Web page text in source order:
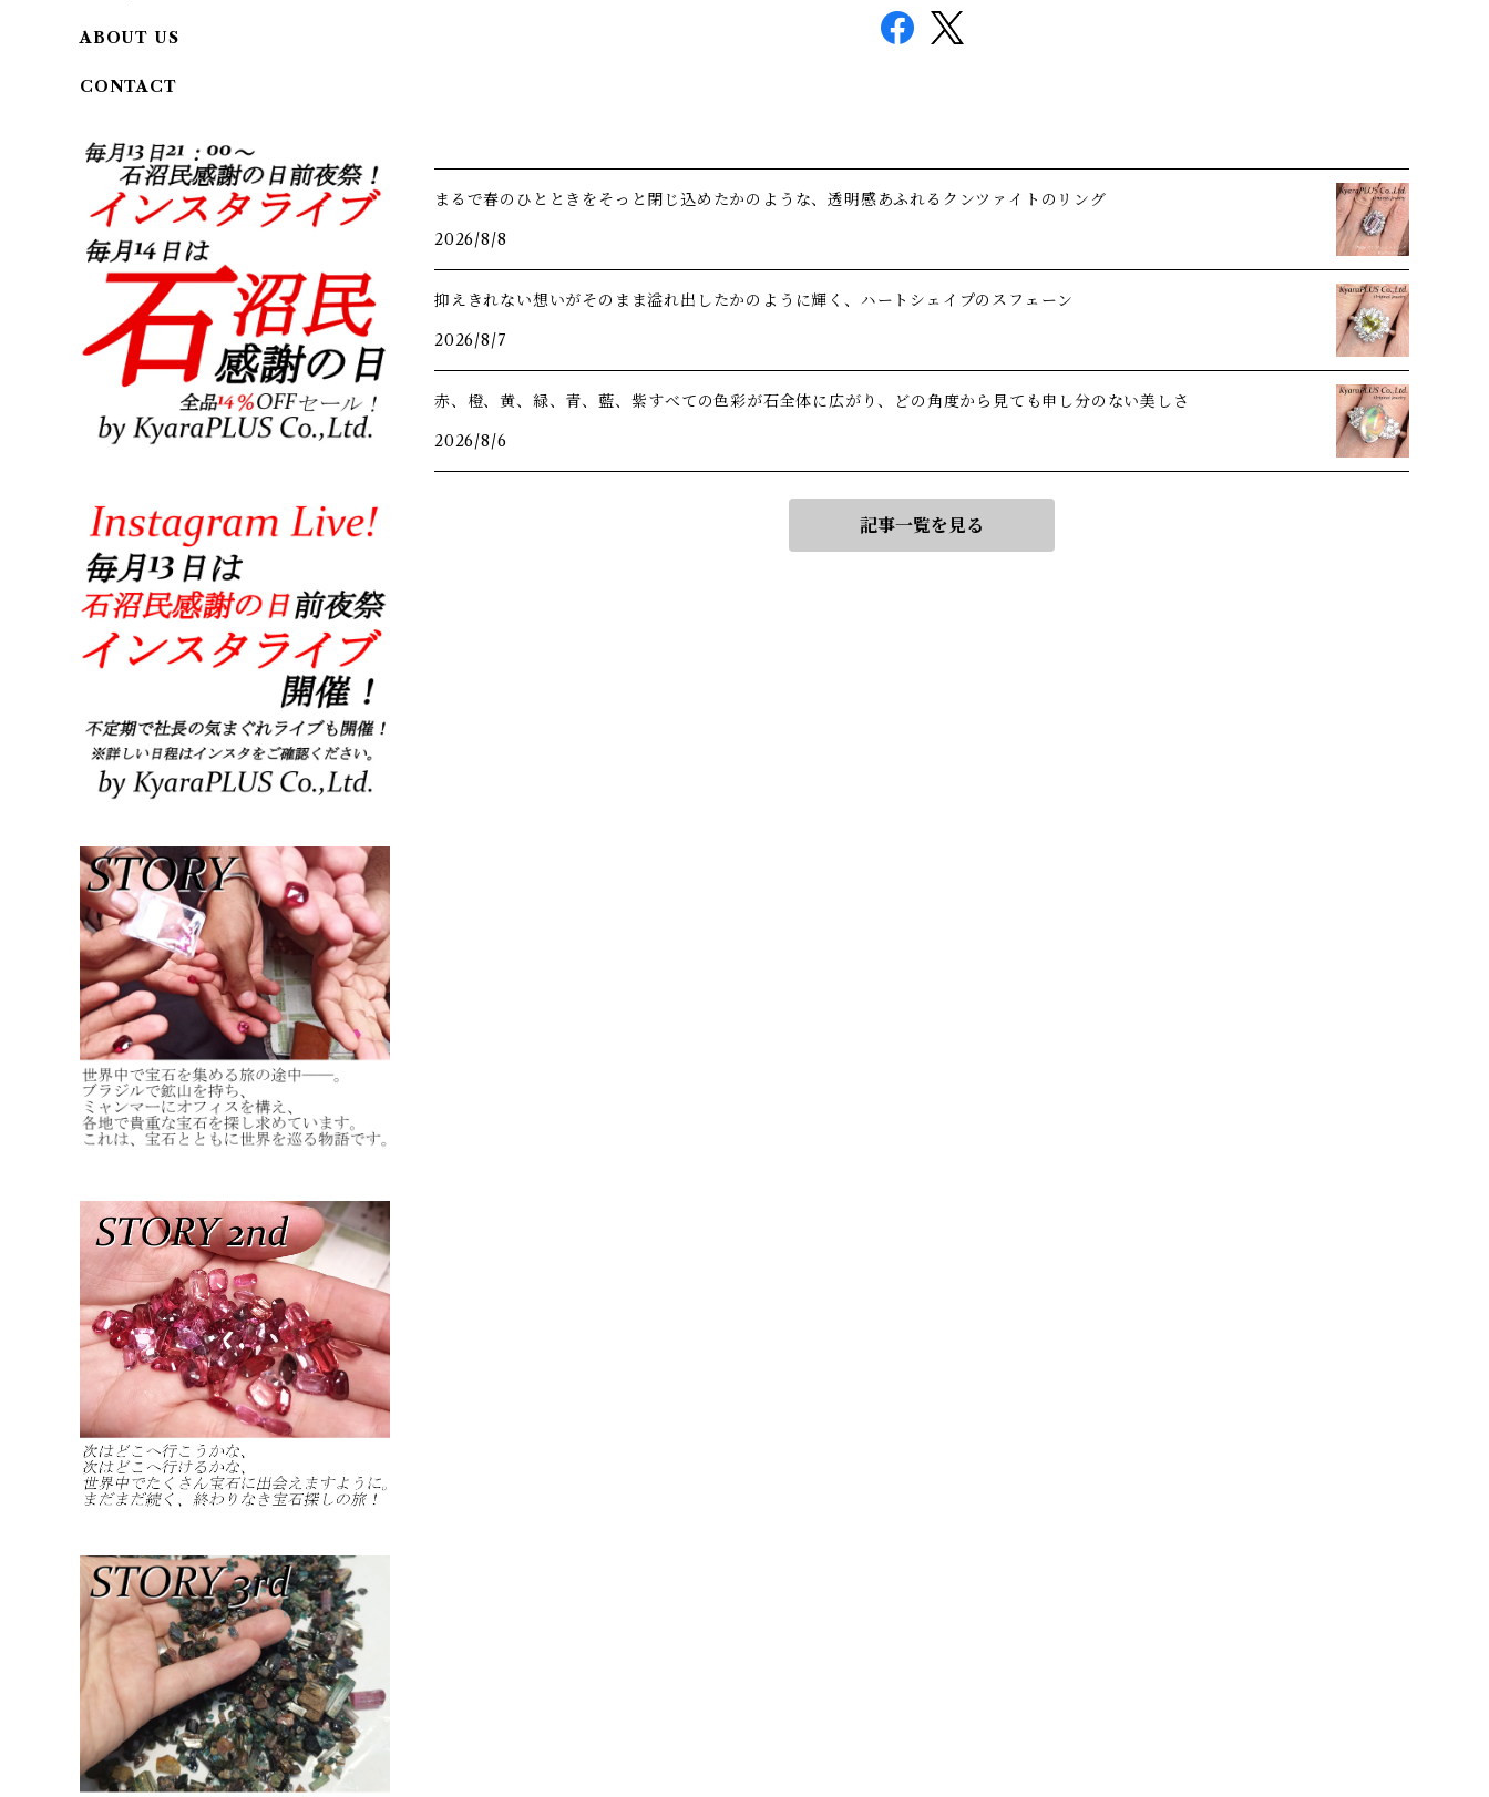
まるで春のひとときをそっと閉じ込めたかのような、透明感あふれるクンツァイトのリング
2026/8/8
抑えきれない想いがそのまま溢れ出したかのように輝く、ハートシェイプのスフェーン
2026/8/7
赤、橙、黄、緑、青、藍、紫――すべての色彩が石全体に広がり、どの角度から見ても申し分のない美しさ
2026/8/6
記事一覧を見る
ABOUT US
CONTACT